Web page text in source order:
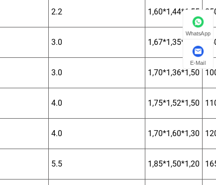
2.2 1,60*1,44*1,55
3.0 1,67*1,35*1,50
3.0 1,70*1,36*1,50
4.0 1,75*1,52*1,50
4.0 1,70*1,60*1,30
5.5 1,85*1,50*1,20
WhatsApp
E-Mail